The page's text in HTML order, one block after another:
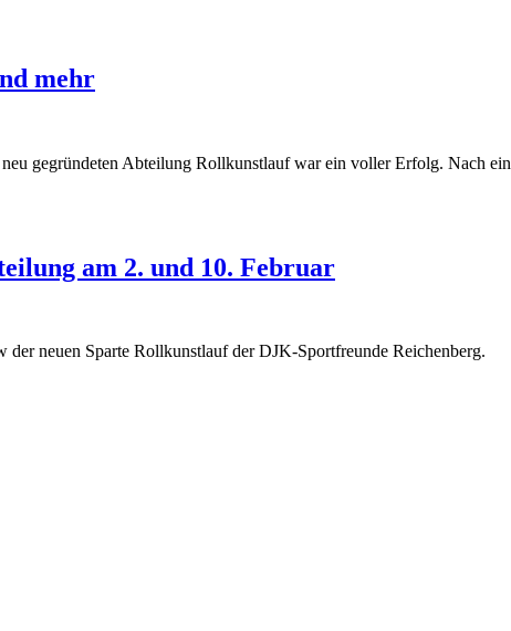
mehr
gegründeten Abteilung Rollkunstlauf war ein voller Erfolg. Nach
am 2. und 10. Februar
neuen Sparte Rollkunstlauf der DJK-Sportfreunde Reichenberg.